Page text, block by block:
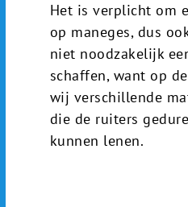
Het is verplicht om
op maneges, dus
niet noodzakelijk
schaffen, want op
wij verschillende
die de ruiters
kunnen lenen.